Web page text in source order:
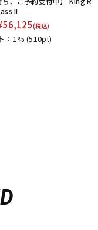
II
56,125(税込)
：1%(510pt)